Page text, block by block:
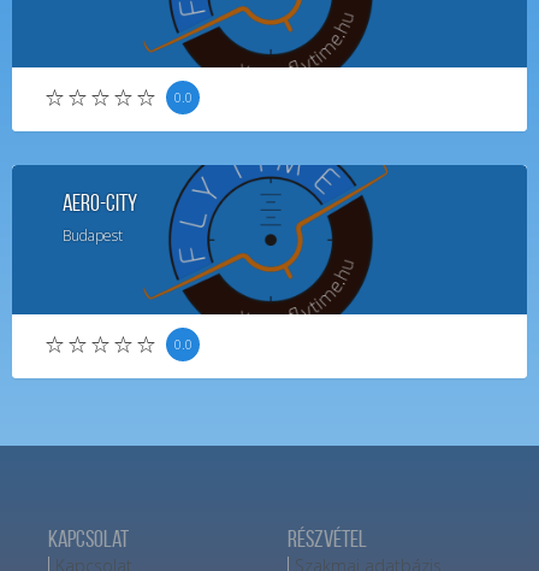
0.0
Aero-City
Budapest
0.0
Kapcsolat
Kapcsolat
Részvétel
Szakmai adatbázis